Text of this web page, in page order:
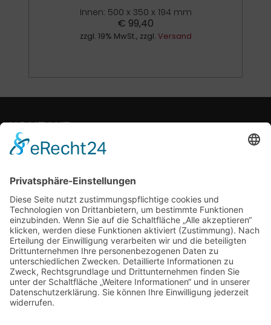
Innen: 500 x 350 x 194 mm
€ 99,40
zzgl. 19% MwSt., zzgl. Versand
KONTAKT
Sie haben eine Frage?
+49(0) 41 31 - 26 664 24
SHOP
KOFFER
ZUBEHÖR
INDIVIDUALISIERUNG
ZAHLUNGS­MODALITÄTEN
LIEFERUNG UND VERSAND